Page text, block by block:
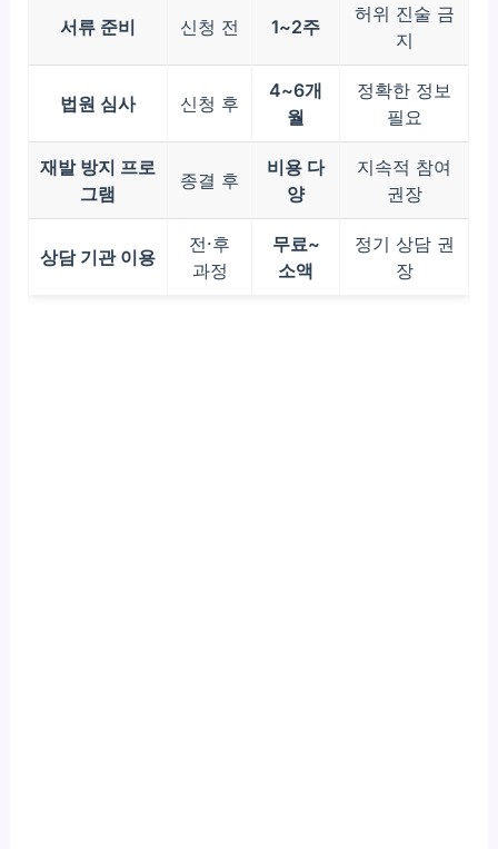
서류 준비 신청 전 1~2주
허위 진술 금
지
법원 심사 신청 후
4~6개
월
정확한 정보
필요
재발 방지 프로
그램
종결 후
비용 다
양
지속적 참여
권장
상담 기관 이용
전·후
과정
무료~
소액
정기 상담 권
장